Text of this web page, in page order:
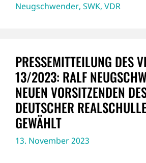
Neugschwender, SWK, VDR
PRESSEMITTEILUNG DES
13/2023: RALF
NEUEN VORSITZENDEN
DEUTSCHER
GEWÄHLT
13. November 2023